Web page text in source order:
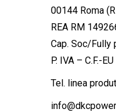
00144 Roma
REA RM
Cap. Soc/Fully
P. IVA – C.F.-
Tel. linea